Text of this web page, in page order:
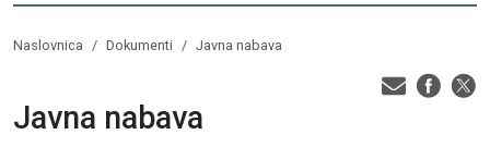
Naslovnica Dokumenti Javna nabava
Javna nabava